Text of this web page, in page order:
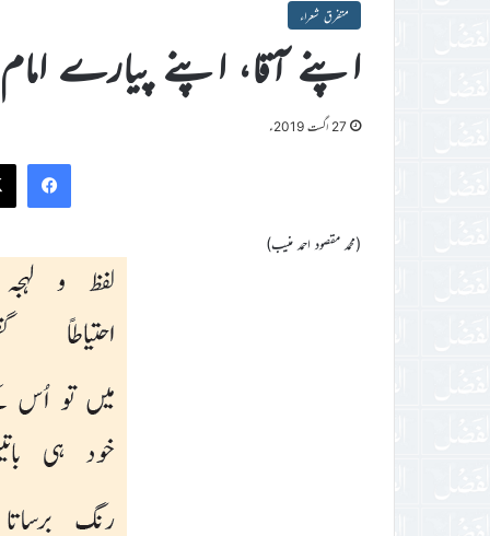
متفرق شعراء
اپنے آقا، اپنے پیارے
27 اگست 2019ء
(محمد مقصود احمد منیب)